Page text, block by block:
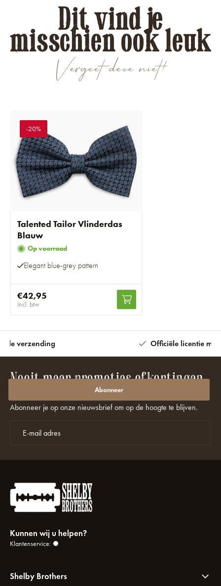
Vergeet deze niet!
Dit vind je
misschien ook leuk
-20%
Talented Tailor Vlinderdas
Blauw
Op voorraad
Elegant blue-grey pattern
€42,95
Incl. btw
verzending Officiële licentie met
Nooit meer promoties of kortingen
Abonneer je op onze nieuwsbrief om op de hoogte te blijven.
Abonneer
Kunnen wij u helpen?
Klantenservice:
Shelby Brothers